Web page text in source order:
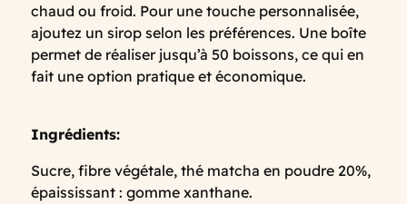
chaud ou froid. Pour une touche personnalisée,
ajoutez un sirop selon les préférences. Une boîte
permet de réaliser jusqu’à 50 boissons, ce qui en
fait une option pratique et économique.
Ingrédients:
Sucre, fibre végétale, thé matcha en poudre 20%,
épaississant : gomme xanthane.